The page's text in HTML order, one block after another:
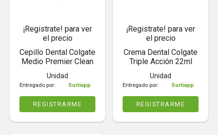
¡Registrate! para ver
el precio
Cepillo Dental Colgate
Medio Premier Clean
Unidad
Entregado por: Surtiapp
REGISTRARME
¡Registrate! para ver
el precio
Crema Dental Colgate
Triple Acción 22ml
Unidad
Entregado por: Surtiapp
REGISTRARME